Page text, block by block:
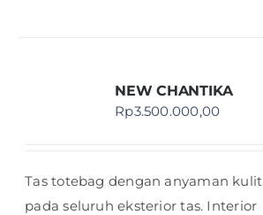
NEW CHANTIKA
Rp3.500.000,00
Tas totebag dengan anyaman kulit
pada seluruh eksterior tas. Interior